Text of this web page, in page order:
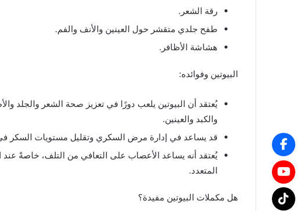
رقة الشعر.
طفح جلدي متقشر حول العينين والأنف والفم.
هشاشة الأظافر.
البيوتين وفوائده:
يُعتقد أن البيوتين يلعب دورًا في تعزيز صحة الشعر والجلد
والكبد والعينين.
قد يساعد في إدارة مرض السكري وتقليل مستويات السكر
يُعتقد أنه يساعد الأعصاب على التعافي من التلف، خاصةً
المتعدد.
هل مكملات البيوتين مفيدة؟